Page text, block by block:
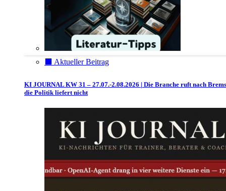
⬛️ Aktueller Beitrag
KI JOURNAL KW 31 – 27.07.-2.08.2026 | Die Branche ruft nach
die Politik liefert nicht